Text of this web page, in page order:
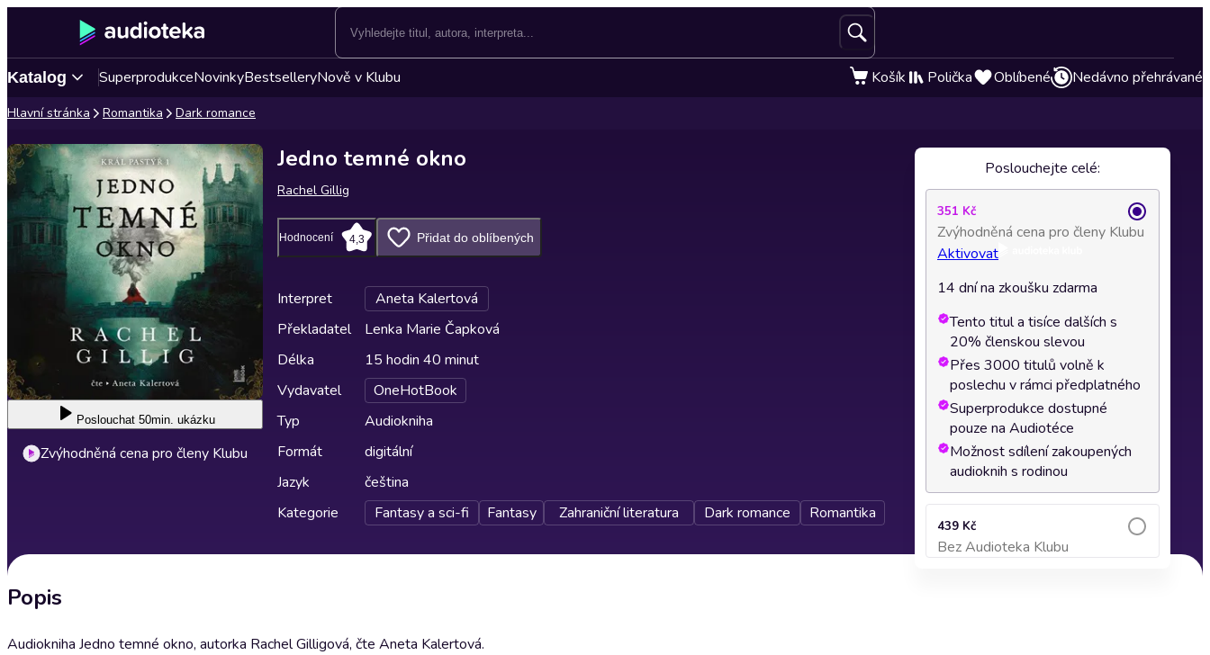
Katalog SuperprodukceNovinkyBestselleryNově v Klubu Košík Polička Oblíbené Nedávno přehrávané
Hlavní stránka Romantika Dark romance
Poslouchat 50min. ukázku
Zvýhodněná cena pro členy Klubu
Jedno temné okno
Rachel Gillig
Hodnocení 4,3 Přidat do oblíbených
Interpret
Aneta Kalertová
Překladatel
Lenka Marie Čapková
Délka
15 hodin 40 minut
Vydavatel
OneHotBook
Typ
Audiokniha
Formát
digitální
Jazyk
čeština
Kategorie
Fantasy a sci-fi Fantasy Zahraniční literatura Dark romance Romantika
Popis
Audiokniha Jedno temné okno, autorka Rachel Gilligová, čte Aneta Kalertová.
Poslouchejte celé:
351 Kč
Zvýhodněná cena pro členy Klubu
Aktivovat
14 dní na zkoušku zdarma
Tento titul a tisíce dalších s
20% členskou slevou
Přes 3000 titulů volně k
poslechu v rámci předplatného
Superprodukce dostupné
pouze na Audiotéce
Možnost sdílení zakoupených
audioknih s rodinou
439 Kč
Bez Audioteka Klubu
Přidat do košíku